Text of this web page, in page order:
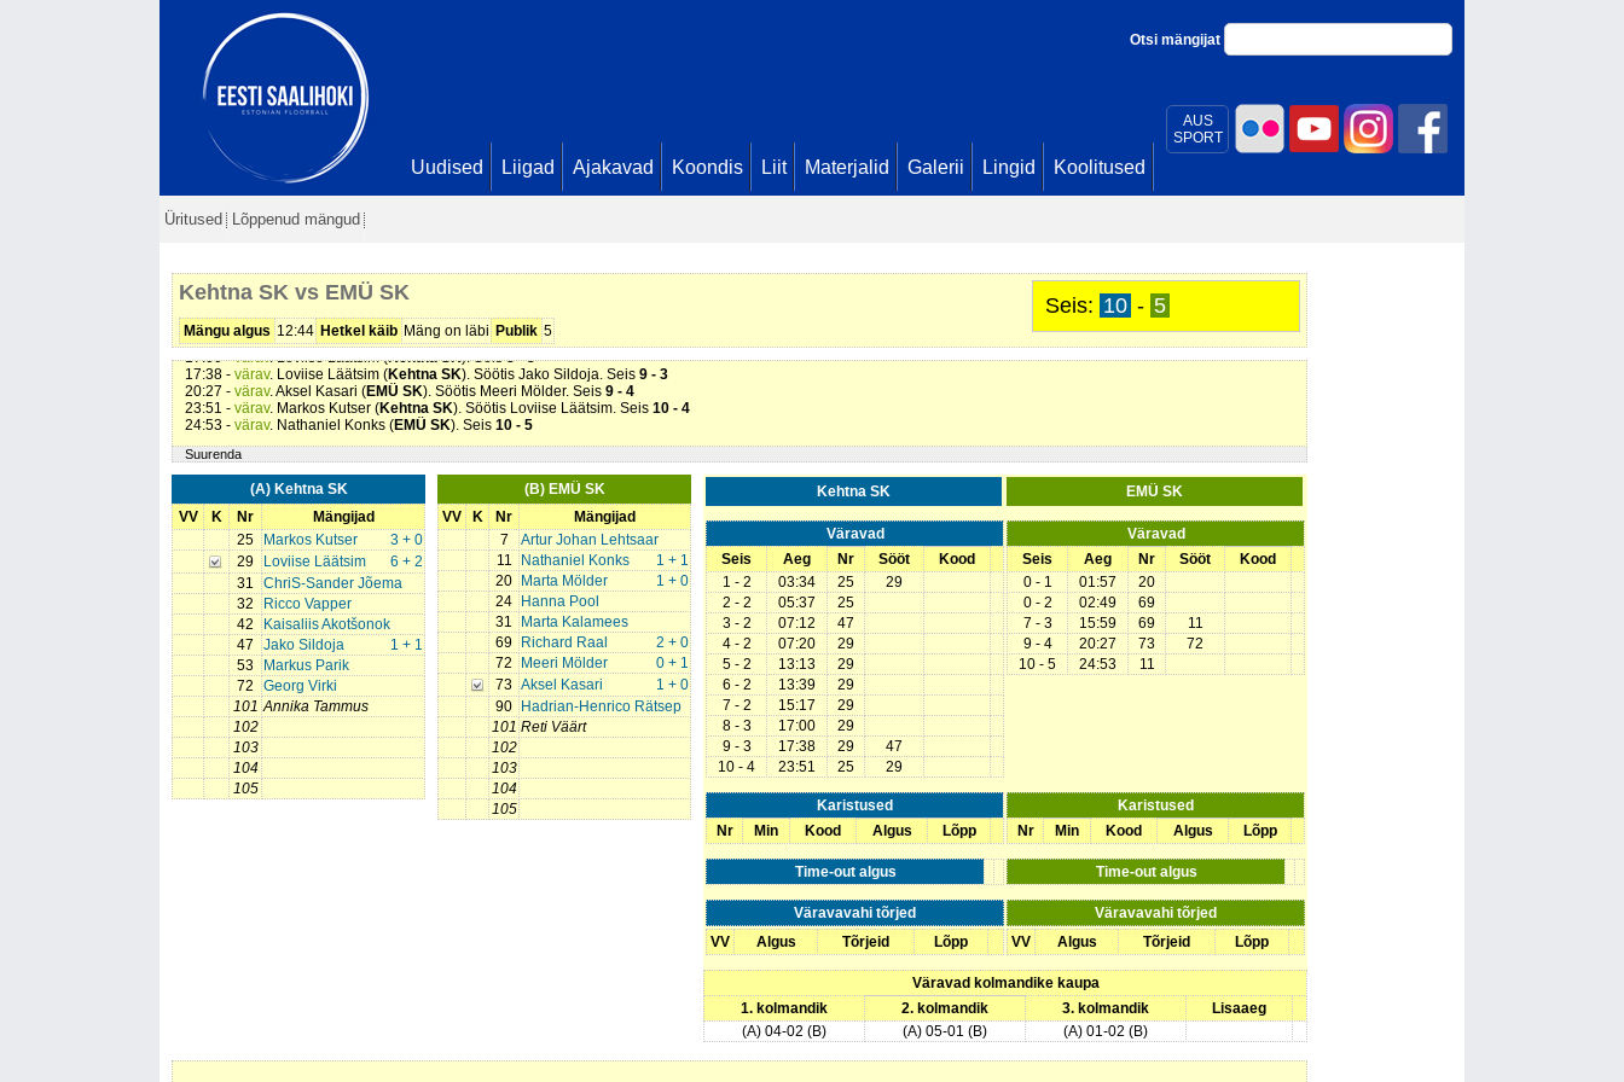
AUS
SPORT
Otsi mängijat
Uudised Liigad Ajakavad Koondis Liit Materjalid Galerii Lingid Koolitused
Üritused Lõppenud mängud
Seis: 10 - 5
Kehtna SK vs EMÜ SK
Mängu algus 12:44 Hetkel käib Mäng on läbi Publik 5
. Marta Mölder (
0 - 1
03:34 -värav. Markos Kutser (
07:20 -värav. Loviise Läätsim (Kehtna SK). Seis4 - 2
13:13 -värav. Loviise Läätsim (Kehtna SK
15:17 -värav. Loviise Läätsim (Kehtna SK). Seis7 - 2
15:59 -värav. Richard Raal (EMÜ SK). Söötis Nathaniel Konks. Seis
17:00 -värav. Loviise Läätsim (Kehtna SK). Seis8 - 3
17:38 - värav. Loviise Läätsim (Kehtna SK). Söötis Jako Sildoja. Seis 9 - 3
20:27 - värav. Aksel Kasari (EMÜ SK). Söötis Meeri Mölder. Seis 9 - 4
23:51 - värav. Markos Kutser (Kehtna SK). Söötis Loviise Läätsim. Seis 10 - 4
24:53 - värav. Nathaniel Konks (EMÜ SK). Seis 10 - 5
Suurenda
(A) Kehtna SK
VV
K Nr
Mängijad
25
3 + 0
Markos Kutser
29
6 + 2
Loviise Läätsim
31
ChriS-Sander Jõema
32
Ricco Vapper
42
Kaisaliis Akotšonok
47
1 + 1
Jako Sildoja
53
Markus Parik
72
Georg Virki
101 Annika Tammus
102
103
104
105
(B) EMÜ SK
VV
K Nr
Mängijad
7
Artur Johan Lehtsaar
11
1 + 1
Nathaniel Konks
20
1 + 0
Marta Mölder
24
Hanna Pool
31
Marta Kalamees
69
2 + 0
Richard Raal
72
0 + 1
Meeri Mölder
73
1 + 0
Aksel Kasari
90
Hadrian-Henrico Rätsep
101 Reti Väärt
102
103
104
105
Kehtna SK EMÜ SK
Väravad
Seis
Aeg Nr Sööt
Kood
1 - 2
03:34 25
29
2 - 2
05:37
25
3 - 2
07:12
47
4 - 2
07:20
29
5 - 2
13:13
29
6 - 2
13:39
29
7 - 2
15:17
29
8 - 3
17:00
29
9 - 3
17:38 29
47
10 - 4
23:51 25 29
Väravad
Seis
Aeg Nr Sööt
Kood
0 - 1
01:57
20
0 - 2
02:49
69
7 - 3
15:59 69
11
9 - 4
20:27 73
72
10 - 5
24:53 11
Karistused
Nr
Min Kood Algus Lõpp
Karistused
Nr
Min Kood Algus Lõpp
Time-out algus Time-out algus
Väravavahi tõrjed
Väravavahi tõrjed
VV
Algus Tõrjeid Lõpp VV Algus Tõrjeid Lõpp
Väravad kolmandike kaupa
1. kolmandik
2. kolmandik 3. kolmandik
Lisaaeg
(A) 04-02 (B)
(A) 05-01 (B) (A) 01-02 (B)